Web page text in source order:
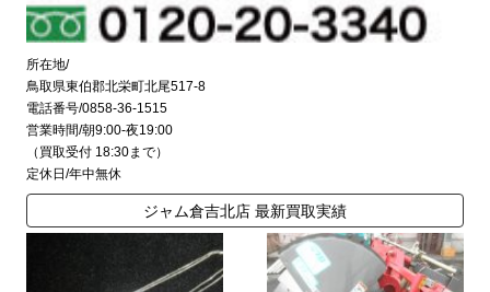
所在地/
鳥取県東伯郡北栄町北尾517-8
電話番号/0858-36-1515
営業時間/朝9:00-夜19:00
（買取受付 18:30まで）
定休日/年中無休
ジャム倉吉北店 最新買取実績